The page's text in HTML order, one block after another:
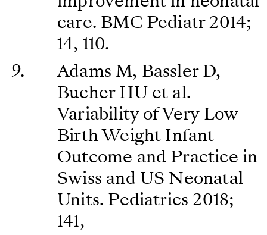
care. BMC Pediatr 2014;
14, 110.
Adams M, Bassler D,
Bucher HU et al.
Variability of Very Low
Birth Weight Infant
Outcome and Practice in
Swiss and US Neonatal
Units. Pediatrics 2018;
141,